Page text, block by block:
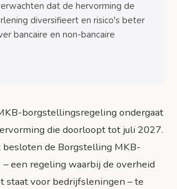
gebeurt er na 2027?
Lessen uit het buitenland
tips voor ondernemers
Voor bedrijven met nieuwe technologie
kansen en uitdagingen tot 2027
dat de hervorming de
diversifieert en risico's beter
bancaire en non-bancaire
borgstellingsregeling ondergaat
die doorloopt tot juli 2027.
de Borgstelling MKB-
een regeling waarbij de overheid
staat voor bedrijfsleningen – te